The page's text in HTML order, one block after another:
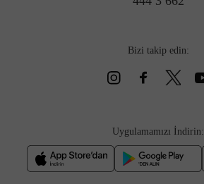
Bizi takip edin:
Uygulamamızı İndirin: